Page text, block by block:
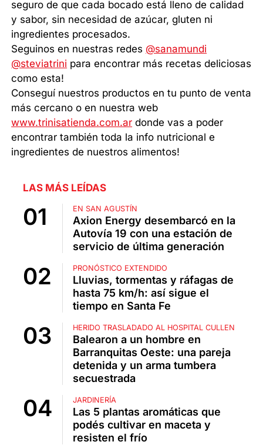
seguro de que cada bocado está lleno de calidad
y sabor, sin necesidad de azúcar, gluten ni
ingredientes procesados.
Seguinos en nuestras redes @sanamundi
@steviatrini para encontrar más recetas deliciosas
como esta!
Conseguí nuestros productos en tu punto de venta
más cercano o en nuestra web
www.trinisatienda.com.ar donde vas a poder
encontrar también toda la info nutricional e
ingredientes de nuestros alimentos!
LAS MÁS LEÍDAS
EN SAN AGUSTÍN
Axion Energy desembarcó en la
Autovía 19 con una estación de
servicio de última generación
PRONÓSTICO EXTENDIDO
Lluvias, tormentas y ráfagas de
hasta 75 km/h: así sigue el
tiempo en Santa Fe
HERIDO TRASLADADO AL HOSPITAL CULLEN
Balearon a un hombre en
Barranquitas Oeste: una pareja
detenida y un arma tumbera
secuestrada
JARDINERÍA
Las 5 plantas aromáticas que
podés cultivar en maceta y
resisten el frío